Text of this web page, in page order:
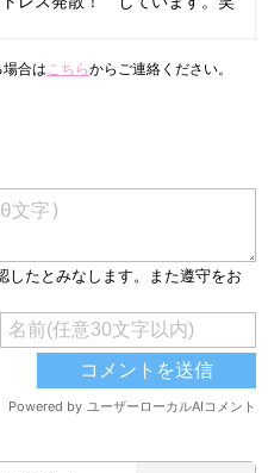
合はこちらからご連絡ください。